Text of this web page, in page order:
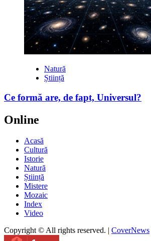
Natură
Știință
Ce formă are, de fapt, Universul?
Online
Acasă
Cultură
Istorie
Natură
Știință
Mistere
Mozaic
Index
Video
Copyright © All rights reserved.
CoverNews